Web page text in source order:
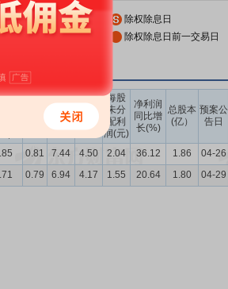
除权除息日
前一交易日 除权除息日前一交易日
收益
每股
净资
产(元)
每股
公积
金(元)
每股
未分
配利
润(元)
净利润
同比增
长(%)
总股本
(亿）
预案公
告日
0.81 7.44 4.50 2.04 36.12 1.86 04-26
0.79 6.94 4.17 1.55 20.64 1.80 04-29